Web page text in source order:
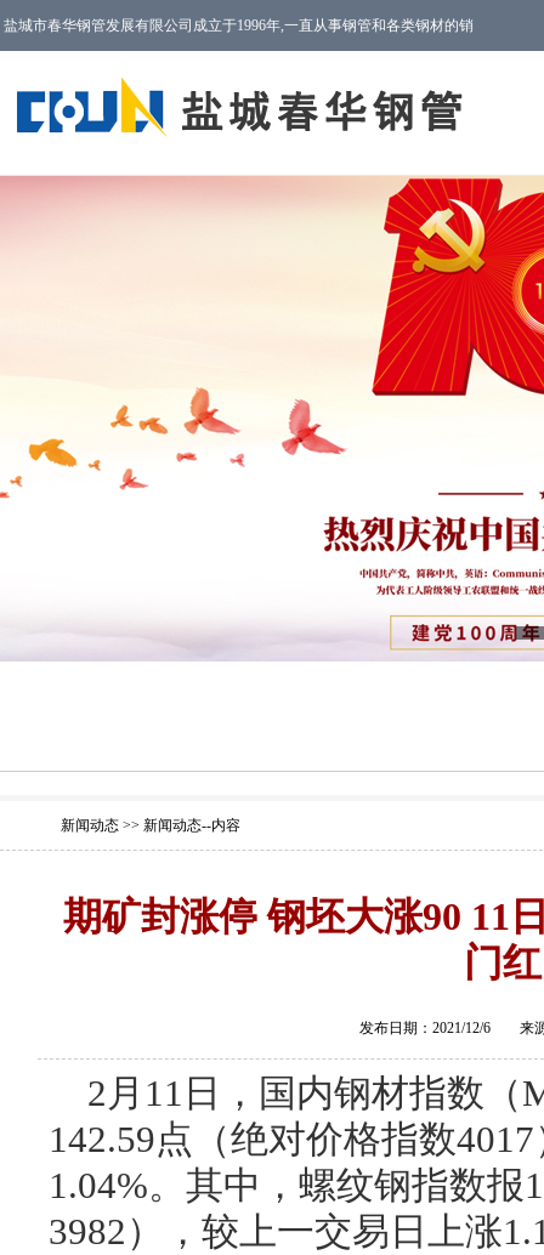
盐城市春华钢管发展有限公司成立于1996年,一直从事钢管和各类钢材的销
新闻动态 >> 新闻动态--内容
期矿封涨停 钢坯大涨90 11
门红
发布日期：2021/12/6 来
2月11日，国内钢材指数（
142.59点（绝对价格指数
1.04%。其中，螺纹钢指数报
3982），较上一交易日上涨